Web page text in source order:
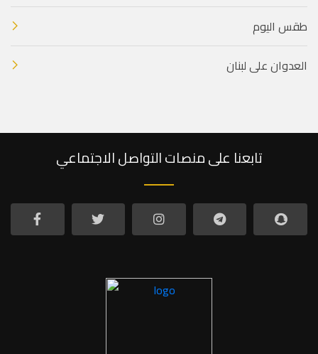
طقس اليوم
العدوان على لبنان
تابعنا على منصات التواصل الاجتماعي